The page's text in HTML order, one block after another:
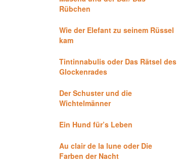
Rübchen
Wie der Elefant zu seinem Rüssel
kam
Tintinnabulis oder Das Rätsel des
Glockenrades
Der Schuster und die
Wichtelmänner
Ein Hund für’s Leben
Au clair de la lune oder Die
Farben der Nacht